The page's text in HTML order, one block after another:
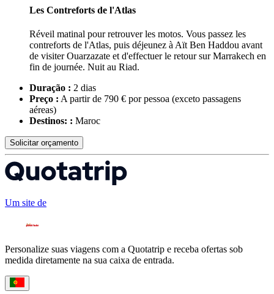
Les Contreforts de l'Atlas
Réveil matinal pour retrouver les motos. Vous passez les
contreforts de l'Atlas, puis déjeunez à Aït Ben Haddou avant
de visiter Ouarzazate et d'effectuer le retour sur Marrakech en
fin de journée. Nuit au Riad.
Duração : 2 dias
Preço : A partir de 790 € por pessoa (exceto passagens
aéreas)
Destinos: : Maroc
Solicitar orçamento
Um site de
Personalize suas viagens com a Quotatrip e receba ofertas sob
medida diretamente na sua caixa de entrada.